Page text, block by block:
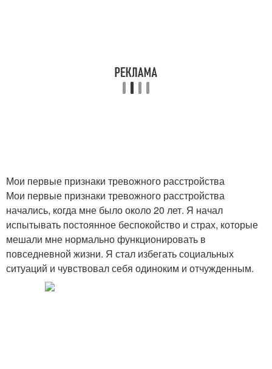
Мои первые признаки тревожного расстройства
Мои первые признаки тревожного расстройства
начались, когда мне было около 20 лет. Я начал
испытывать постоянное беспокойство и страх, которые
мешали мне нормально функционировать в
повседневной жизни. Я стал избегать социальных
ситуаций и чувствовал себя одиноким и отчужденным.